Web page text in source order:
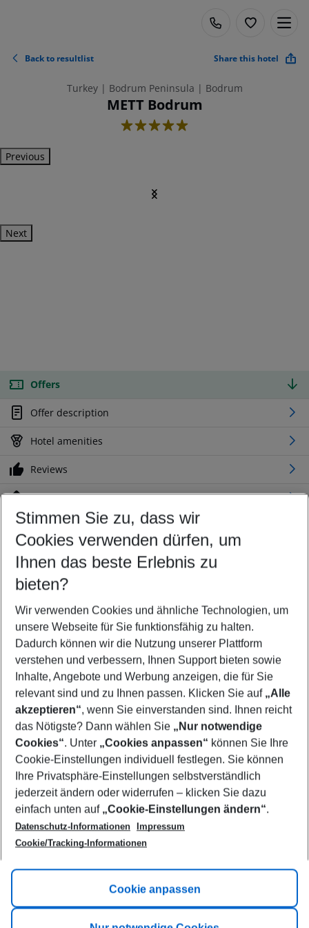
Back to resultlist Share this hotel
Turkey | Bodrum Peninsula | Bodrum
METT Bodrum
5
Previous
Next
Offers
Offer description
Hotel amenities
Reviews
Location
Customize your offer
Find the perfect deal which suits your best
Your departure airport
Any airport
Select your date range
09/08/26–07/08/27 5-8 nights
Who will travel
2 adults No children
Show more filter
Footer
Footer navigation
Title A
Link A
Stimmen Sie zu, dass wir
Cookies verwenden dürfen, um
Ihnen das beste Erlebnis zu
bieten?
Wir verwenden Cookies und ähnliche Technologien, um
unsere Webseite für Sie funktionsfähig zu halten.
Dadurch können wir die Nutzung unserer Plattform
verstehen und verbessern, Ihnen Support bieten sowie
Inhalte, Angebote und Werbung anzeigen, die für Sie
relevant sind und zu Ihnen passen. Klicken Sie auf „Alle
akzeptieren“, wenn Sie einverstanden sind. Ihnen reicht
das Nötigste? Dann wählen Sie „Nur notwendige
Cookies“. Unter „Cookies anpassen“ können Sie Ihre
Cookie-Einstellungen individuell festlegen. Sie können
Ihre Privatsphäre-Einstellungen selbstverständlich
jederzeit ändern oder widerrufen – klicken Sie dazu
einfach unten auf „Cookie-Einstellungen ändern“.
Datenschutz-Informationen
Impressum
Cookie/Tracking-Informationen
Cookie anpassen